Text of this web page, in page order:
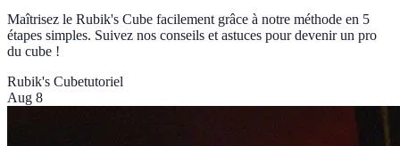
Maîtrisez le Rubik's Cube facilement grâce à notre méthode en 5
étapes simples. Suivez nos conseils et astuces pour devenir un pro
du cube !
Rubik's Cubetutoriel
Aug 8